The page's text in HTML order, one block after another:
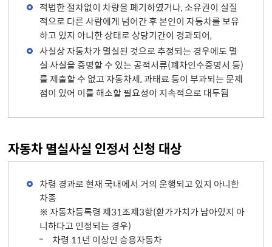
적법한 절차없이 차량을 폐기하였거나, 소유권이 실질
적으로 다른 사람에게 넘어간 후 본인이 자동차를 보유
하고 있지 아니한 상태로 상당기간이 경과되어,
사실상 자동차가 멸실된 것으로 추정되는 경우에도 멸
실 사실을 증명할 수 있는 공적서류(폐차인수증명서 등)
를 제출할 수 없고 자동차세, 과태료 등이 부과되는 문제
점이 있어 이를 해소할 필요성이 지속적으로 대두됨
자동차 멸실사실 인정서 신청 대상
차령 경과로 현재 국내에서 거의 운행되고 있지 아니한
차종
※ 자동차등록령 제31조제3항(환가가치가 남아있지 아
니하다고 인정되는 경우)
차령 11년 이상인 승용자동차